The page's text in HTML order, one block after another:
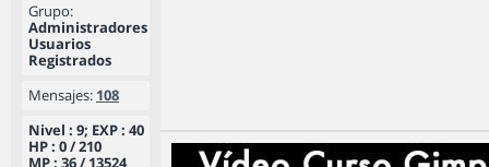
Grupo:
Administradores
Usuarios
Registrados
Mensajes: 108
Nivel : 9; EXP : 40
HP : 0 / 210
MP : 36 / 13524